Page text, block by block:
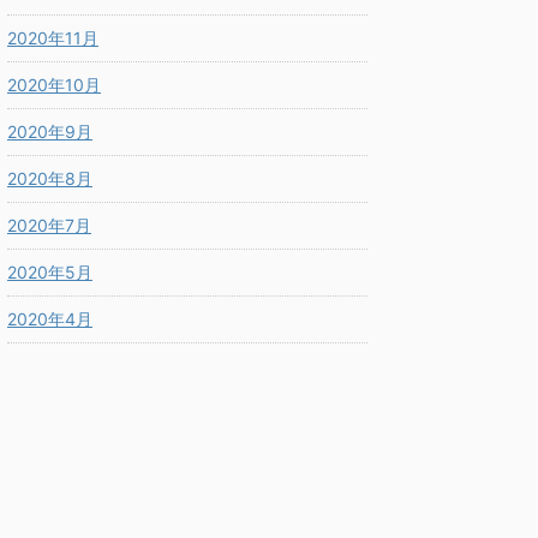
2020年11月
2020年10月
2020年9月
2020年8月
2020年7月
2020年5月
2020年4月